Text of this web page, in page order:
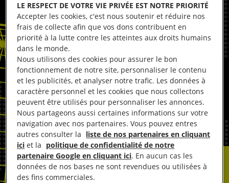
LE RESPECT DE VOTRE VIE PRIVÉE EST NOTRE PRIORITÉ
Accepter les cookies, c'est nous soutenir et réduire nos
frais de collecte afin que vos dons contribuent en
priorité à la lutte contre les atteintes aux droits humains
dans le monde.
Nous utilisons des cookies pour assurer le bon
fonctionnement de notre site, personnaliser le contenu
et les publicités, et analyser notre trafic. Les données à
caractère personnel et les cookies que nous collectons
peuvent être utilisés pour personnaliser les annonces.
Nous partageons aussi certaines informations sur votre
navigation avec nos partenaires. Vous pouvez entres
autres consulter la liste de nos partenaires en cliquant
ici et la politique de confidentialité de notre
partenaire Google en cliquant ici. En aucun cas les
données de nos bases ne sont revendues ou utilisées à
des fins commerciales.